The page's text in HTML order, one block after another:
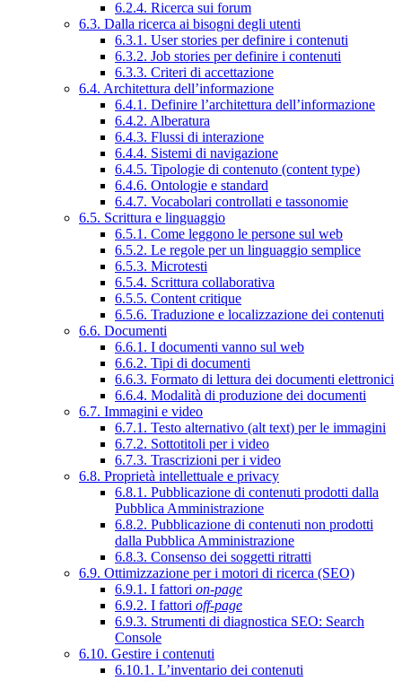
6.2.4. Ricerca sui forum
6.3. Dalla ricerca ai bisogni degli utenti
6.3.1. User stories per definire i contenuti
6.3.2. Job stories per definire i contenuti
6.3.3. Criteri di accettazione
6.4. Architettura dell’informazione
6.4.1. Definire l’architettura dell’informazione
6.4.2. Alberatura
6.4.3. Flussi di interazione
6.4.4. Sistemi di navigazione
6.4.5. Tipologie di contenuto (content type)
6.4.6. Ontologie e standard
6.4.7. Vocabolari controllati e tassonomie
6.5. Scrittura e linguaggio
6.5.1. Come leggono le persone sul web
6.5.2. Le regole per un linguaggio semplice
6.5.3. Microtesti
6.5.4. Scrittura collaborativa
6.5.5. Content critique
6.5.6. Traduzione e localizzazione dei contenuti
6.6. Documenti
6.6.1. I documenti vanno sul web
6.6.2. Tipi di documenti
6.6.3. Formato di lettura dei documenti elettronici
6.6.4. Modalità di produzione dei documenti
6.7. Immagini e video
6.7.1. Testo alternativo (alt text) per le immagini
6.7.2. Sottotitoli per i video
6.7.3. Trascrizioni per i video
6.8. Proprietà intellettuale e privacy
6.8.1. Pubblicazione di contenuti prodotti dalla
Pubblica Amministrazione
6.8.2. Pubblicazione di contenuti non prodotti
dalla Pubblica Amministrazione
6.8.3. Consenso dei soggetti ritratti
6.9. Ottimizzazione per i motori di ricerca (SEO)
6.9.1. I fattori on-page
6.9.2. I fattori off-page
6.9.3. Strumenti di diagnostica SEO: Search
Console
6.10. Gestire i contenuti
6.10.1. L’inventario dei contenuti